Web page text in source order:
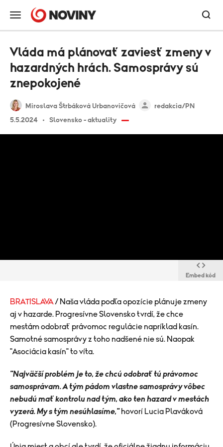
Miroslava Štrbáková Urbanovičová
redakcia/PN
5.5.2024
Slovensko - aktuality
Vláda má plánovať zaviesť zmeny v
hazardných hrách. Samosprávy sú
znepokojené
Embed kód
BRATISLAVA / Naša vláda podľa opozície plánuje zmeny
aj v hazarde. Progresívne Slovensko tvrdí, že chce
mestám odobrať právomoc regulácie napríklad kasín.
Samotné samosprávy z toho nadšené nie sú. Naopak
"Asociácia kasín" to víta.
"Najväčší problém je to, že chcú odobrať tú právomoc
samosprávam. A tým pádom vlastne samosprávy vôbec
nebudú mať kontrolu nad tým, ako ten hazard v mestách
vyzerá. My s tým nesúhlasíme,"hovorí Lucia Plaváková
(Progresívne Slovensko).